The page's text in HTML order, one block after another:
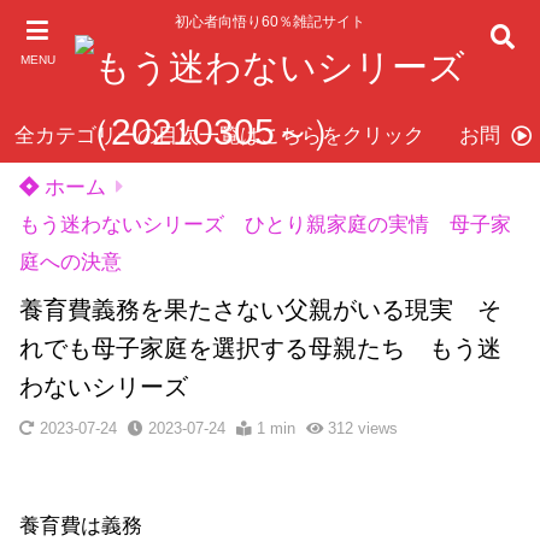
MENU
初心者向悟り60％雑記サイト
全カテゴリーの目次一覧はこちらをクリック お問い
ホーム
もう迷わないシリーズ ひとり親家庭の実情 母子家
庭への決意
養育費義務を果たさない父親がいる現実 そ
れでも母子家庭を選択する母親たち もう迷
わないシリーズ
2023-07-24 2023-07-24 1 min 312views
養育費は義務